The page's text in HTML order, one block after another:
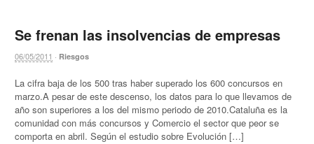
Se frenan las insolvencias de empresas
06/05/2011 · Riesgos
La cifra baja de los 500 tras haber superado los 600 concursos en
marzo.A pesar de este descenso, los datos para lo que llevamos de
año son superiores a los del mismo periodo de 2010.Cataluña es la
comunidad con más concursos y Comercio el sector que peor se
comporta en abril. Según el estudio sobre Evolución […]